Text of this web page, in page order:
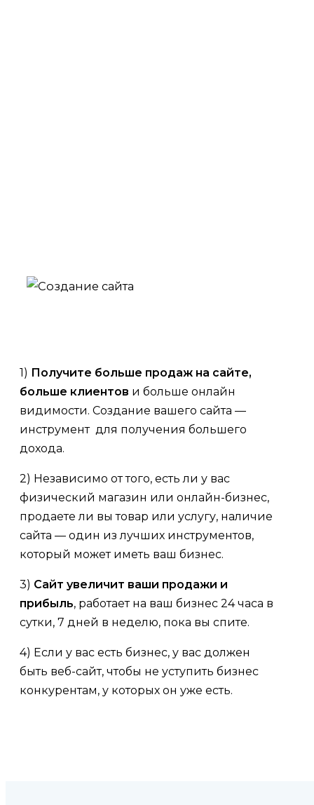
1) Получите больше продаж на сайте,
больше клиентов и больше онлайн
видимости. Создание вашего сайта —
инструмент для получения большего
дохода.
2) Независимо от того, есть ли у вас
физический магазин или онлайн-бизнес,
продаете ли вы товар или услугу, наличие
сайта — один из лучших инструментов,
который может иметь ваш бизнес.
3) Сайт увеличит ваши продажи и
прибыль, работает на ваш бизнес 24 часа в
сутки, 7 дней в неделю, пока вы спите.
4) Если у вас есть бизнес, у вас должен
быть веб-сайт, чтобы не уступить бизнес
конкурентам, у которых он уже есть.